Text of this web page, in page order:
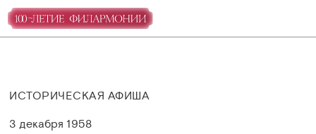
ИСТОРИЧЕСКАЯ АФИША
3 декабря 1958